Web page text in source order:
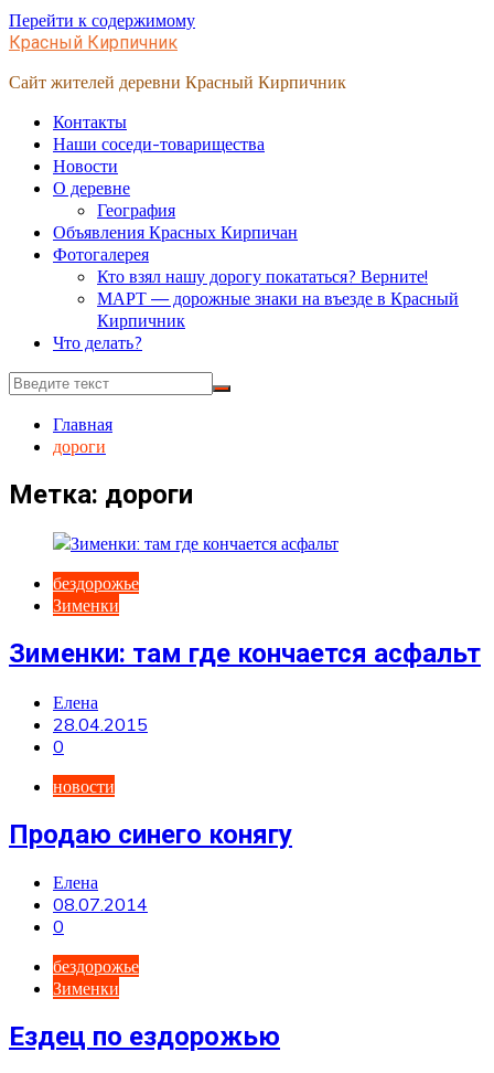
Перейти к содержимому
Красный Кирпичник
Сайт жителей деревни Красный Кирпичник
Контакты
Наши соседи-товарищества
Новости
О деревне
География
Объявления Красных Кирпичан
Фотогалерея
Кто взял нашу дорогу покататься? Верните!
МАРТ — дорожные знаки на въезде в Красный
Кирпичник
Что делать?
Главная
дороги
Метка: дороги
бездорожье
Зименки
Зименки: там где кончается асфальт
Елена
28.04.2015
0
новости
Продаю синего конягу
Елена
08.07.2014
0
бездорожье
Зименки
Ездец по ездорожью